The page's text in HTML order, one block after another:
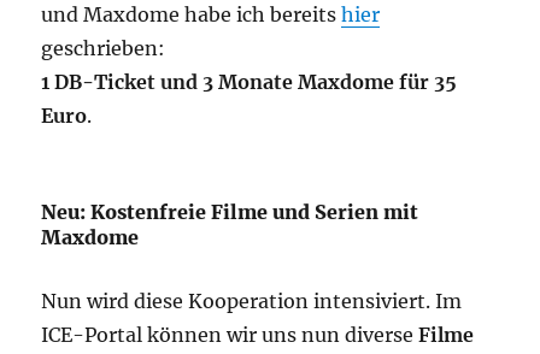
und Maxdome habe ich bereitshier
geschrieben:
1 DB-Ticket und 3 Monate Maxdome für 35
Euro.
Neu: Kostenfreie Filme und Serien mit
Maxdome
Nun wird diese Kooperation intensiviert. Im
ICE-Portal können wir uns nun diverseFilme